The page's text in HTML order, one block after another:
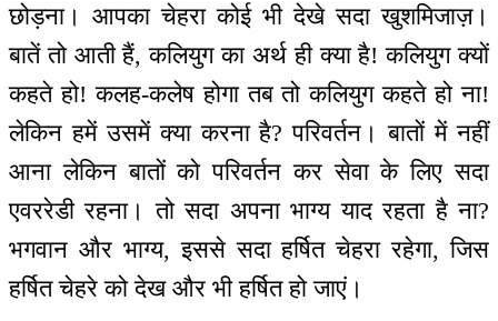
छोड़ना। आपका चेहरा कोई भी देखे सदा खुशमिजाज़।
बातें तो आती हैं, कलियुग का अर्थ ही क्या है! कलियुग क्यों
कहते हो! कलह-कलेष होगा तब तो कलियुग कहते हो ना!
लेकिन हमें उसमें क्या करना है? परिवर्तन। बातों में नहीं
आना लेकिन बातों को परिवर्तन कर सेवा के लिए सदा
एवररेडी रहना। तो सदा अपना भाग्य याद रहता है ना?
भगवान और भाग्य, इससे सदा हर्षित चेहरा रहेगा, जिस
हर्षित चेहरे को देख और भी हर्षित हो जाएं।